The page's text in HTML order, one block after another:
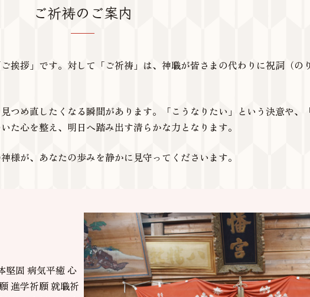
ご祈祷のご案内
挨拶」です。対して「ご祈祷」は、神職が皆さまの代わりに祝詞（の
つめ直したくなる瞬間があります。「こうなりたい」という決意や、
心を整え、明日へ踏み出す清らかな力となります。
が、あなたの歩みを静かに見守ってくださいます。
堅固 病気平癒 心
進学祈願 就職祈